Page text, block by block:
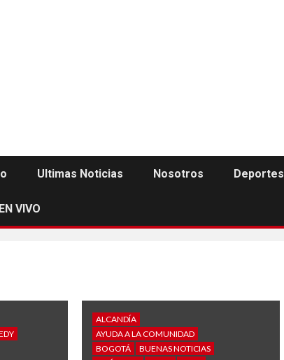
Ultimas Noticias Nosotros Deportes
VIVO
ALCANDÍA
AYUDA A LA COMUNIDAD
BOGOTÁ
BUENAS NOTICIAS